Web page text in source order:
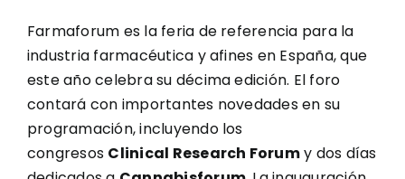
Farmaforum es la feria de referencia para la
industria farmacéutica y afines en España, que
este año celebra su décima edición. El foro
contará con importantes novedades en su
programación, incluyendo los
congresos Clinical Research Forumy dos días